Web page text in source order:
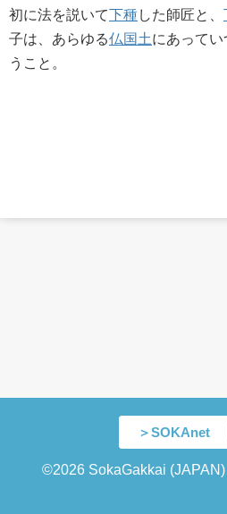
初に法を説いて下種した師匠と、
子は、あらゆる仏国土にあって
うこと。
＞SOKAnet
©2026 SokaGakkai